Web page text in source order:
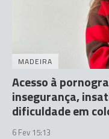
MADEIRA
Acesso à
insegurança,
dificuldade em
6 Fev 15:13